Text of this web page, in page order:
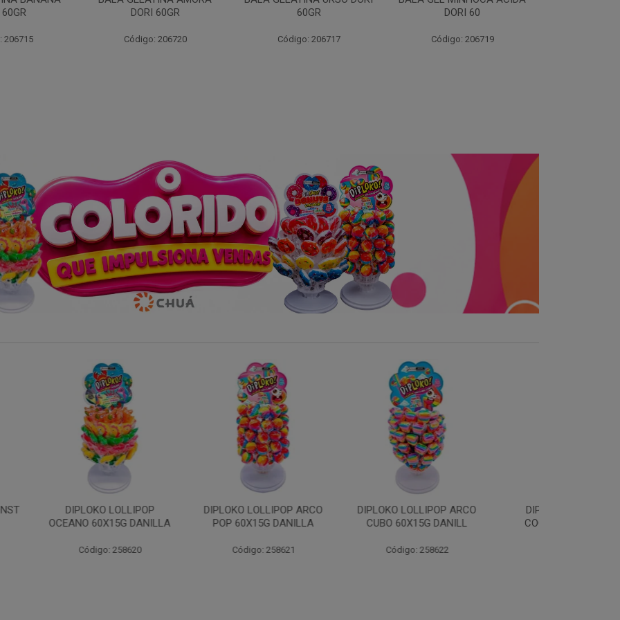
206720
60GR
Código: 206717
DORI 60
Código: 206719 Código: 203262
DANILLA
DIPLOKO LOLLIPOP ARCO
POP 60X15G DANILLA
Código: 258621
DIPLOKO LOLLIPOP ARCO
CUBO 60X15G DANILL
Código: 258622
DIPLOKO LOLLIPOP
COGUMELO 60X15G
Código: 258366